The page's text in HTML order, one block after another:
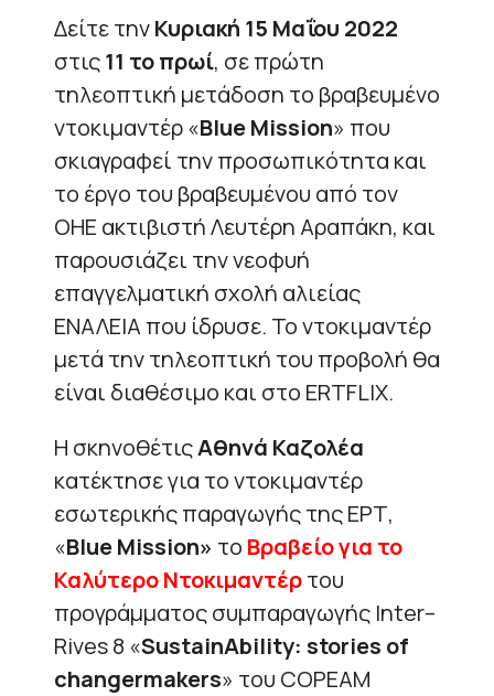
Δείτε τηνΚυριακή 15 Μαΐου 2022
στις11 το πρωί, σε πρώτη
τηλεοπτική μετάδοση το βραβευμένο
ντοκιμαντέρ «Blue Mission» που
σκιαγραφεί την προσωπικότητα και
το έργο του βραβευμένου από τον
ΟΗΕ ακτιβιστή Λευτέρη Αραπάκη, και
παρουσιάζει την νεοφυή
επαγγελματική σχολή αλιείας
ΕΝΑΛΕΙΑ που ίδρυσε. Το ντοκιμαντέρ
μετά την τηλεοπτική του προβολή θα
είναι διαθέσιμο και στο ERTFLIX.
Η σκηνοθέτιςΑθηνά Καζολέα
κατέκτησε για το ντοκιμαντέρ
εσωτερικής παραγωγής της ΕΡΤ,
«Blue Mission» το Βραβείο για το
Καλύτερο Ντοκιμαντέρτου
προγράμματος συμπαραγωγής Inter–
Rives 8 «SustainAbility: stories of
changermakers» του COPEAM